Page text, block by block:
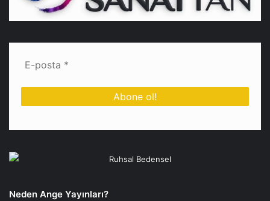
Neden Ange Yayınları?